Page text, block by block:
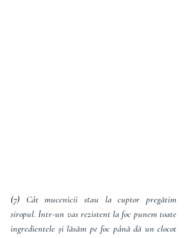
(7) Cât mucenicii stau la cuptor pregătim
siropul. Într-un vas rezistent la foc punem toate
ingredientele și lăsăm pe foc până dă un clocot